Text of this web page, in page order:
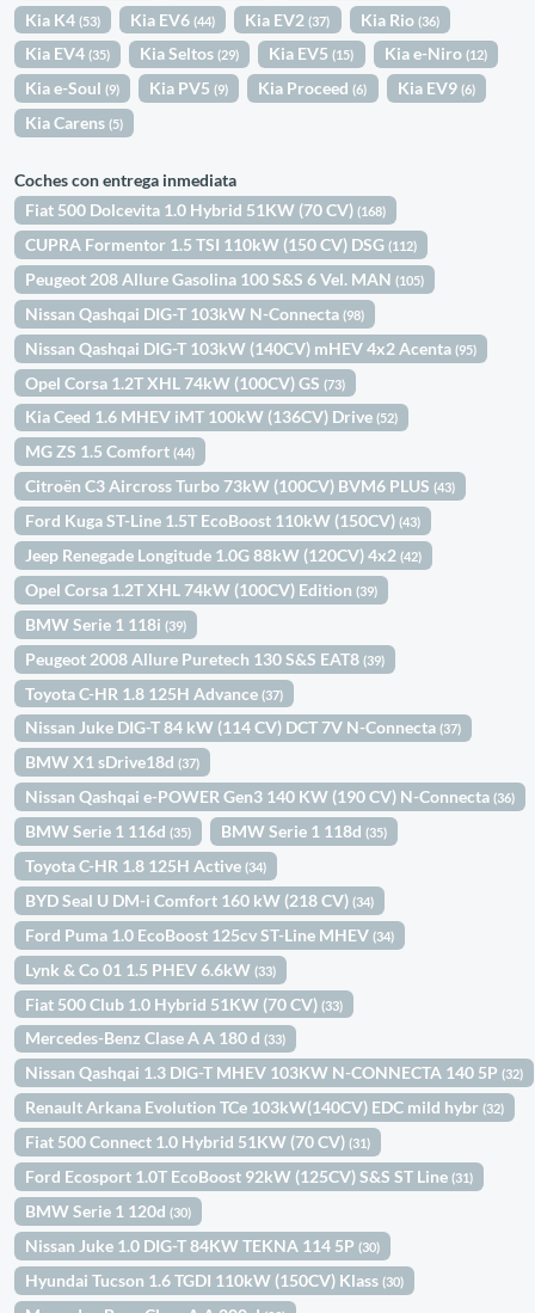
Kia K4(53) Kia EV6(44) Kia EV2(37) Kia Rio (36)
Kia EV4(35) Kia Seltos(29) Kia EV5(15) Kia e-Niro (12)
Kia e-Soul(9) Kia PV5(9) Kia Proceed(6) Kia EV9 (6)
Kia Carens(5)
Coches con entrega inmediata
Fiat 500 Dolcevita 1.0 Hybrid 51KW (70 CV)(168)
CUPRA Formentor 1.5 TSI 110kW (150 CV) DSG(112)
Peugeot 208 Allure Gasolina 100 S&S 6 Vel. MAN(105)
Nissan Qashqai DIG-T 103kW N-Connecta(98)
Nissan Qashqai DIG-T 103kW (140CV) mHEV 4x2 Acenta(95)
Opel Corsa 1.2T XHL 74kW (100CV) GS(73)
Kia Ceed 1.6 MHEV iMT 100kW (136CV) Drive(52)
MG ZS 1.5 Comfort(44)
Citroën C3 Aircross Turbo 73kW (100CV) BVM6 PLUS(43)
Ford Kuga ST-Line 1.5T EcoBoost 110kW (150CV)(43)
Jeep Renegade Longitude 1.0G 88kW (120CV) 4x2(42)
Opel Corsa 1.2T XHL 74kW (100CV) Edition(39)
BMW Serie 1 118i(39)
Peugeot 2008 Allure Puretech 130 S&S EAT8(39)
Toyota C-HR 1.8 125H Advance(37)
Nissan Juke DIG-T 84 kW (114 CV) DCT 7V N-Connecta(37)
BMW X1 sDrive18d(37)
Nissan Qashqai e-POWER Gen3 140 KW (190 CV) N-Connecta(36)
BMW Serie 1 116d(35) BMW Serie 1 118d(35)
Toyota C-HR 1.8 125H Active(34)
BYD Seal U DM-i Comfort 160 kW (218 CV)(34)
Ford Puma 1.0 EcoBoost 125cv ST-Line MHEV(34)
Lynk & Co 01 1.5 PHEV 6.6kW(33)
Fiat 500 Club 1.0 Hybrid 51KW (70 CV)(33)
Mercedes-Benz Clase A A 180 d(33)
Nissan Qashqai 1.3 DIG-T MHEV 103KW N-CONNECTA 140 5P(32)
Renault Arkana Evolution TCe 103kW(140CV) EDC mild hybr(32)
Fiat 500 Connect 1.0 Hybrid 51KW (70 CV)(31)
Ford Ecosport 1.0T EcoBoost 92kW (125CV) S&S ST Line(31)
BMW Serie 1 120d(30)
Nissan Juke 1.0 DIG-T 84KW TEKNA 114 5P(30)
Hyundai Tucson 1.6 TGDI 110kW (150CV) Klass(30)